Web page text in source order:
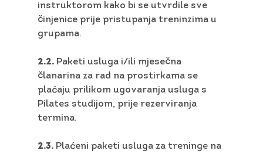
instruktorom kako bi se utvrdile sve
činjenice prije pristupanja treninzima u
grupama.
2.2. Paketi usluga i/ili mjesečna
članarina za rad na prostirkama se
plaćaju prilikom ugovaranja usluga s
Pilates studijom, prije rezerviranja
termina.
2.3. Plaćeni paketi usluga za treninge na